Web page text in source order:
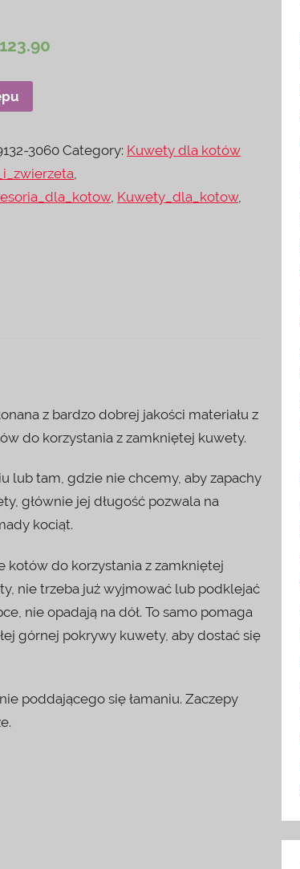
123.90
3060 Category: Kuwety dla kotów
,
, Kuwety_dla_kotow,
z bardzo dobrej jakości materiału z
do korzystania z zamkniętej kuwety.
lub tam, gdzie nie chcemy, aby zapachy
głównie jej długość pozwala na
kociąt.
kotów do korzystania z zamkniętej
nie trzeba już wyjmować lub podklejać
nie opadają na dół. To samo pomaga
górnej pokrywy kuwety, aby dostać się
poddającego się łamaniu. Zaczepy